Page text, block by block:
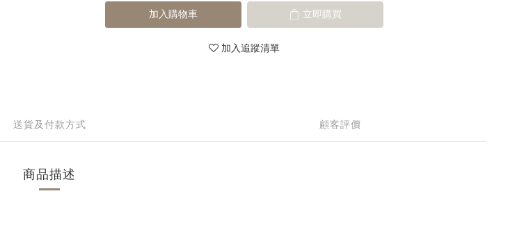
加入購物車 立即購買
加入追蹤清單
送貨及付款方式 顧客評價
商品描述